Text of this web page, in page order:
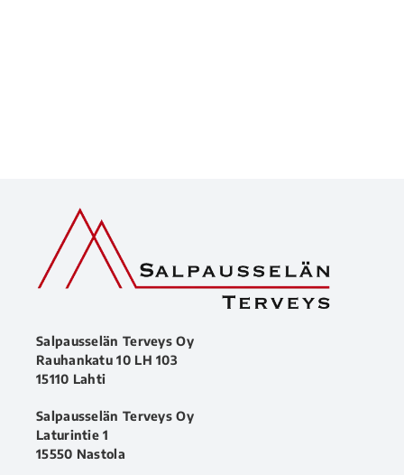
Salpausselän Terveys Oy
Rauhankatu 10 LH 103
15110 Lahti
Salpausselän Terveys Oy
Laturintie 1
15550 Nastola